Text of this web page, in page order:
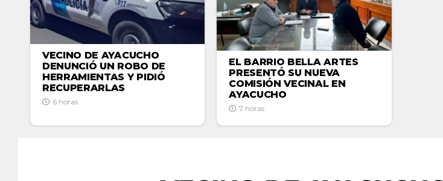
VECINO DE AYACUCHO
DENUNCIÓ UN ROBO DE
HERRAMIENTAS Y PIDIÓ
RECUPERARLAS
6 horas
EL BARRIO BELLA ARTES
PRESENTÓ SU NUEVA
COMISIÓN VECINAL EN
AYACUCHO
7 horas